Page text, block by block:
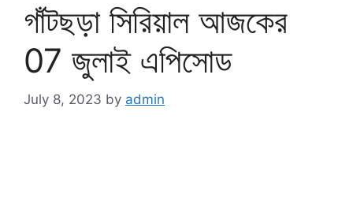
গাঁটছড়া সিরিয়াল আজকের
07 জুলাই এপিসোড
July 8, 2023 by admin